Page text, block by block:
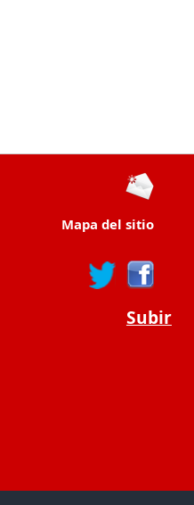
Mapa del sitio
Subir